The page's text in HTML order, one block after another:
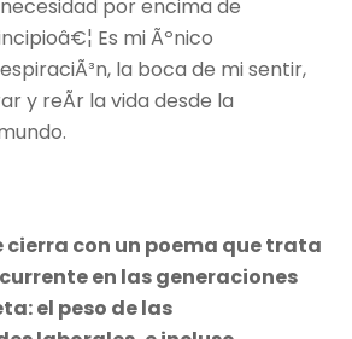
por encima de
Es mi Ãºnico
la boca de mi sentir,
y reÃ­r la vida desde la
cierra con un poema que trata
en las generaciones
el peso de las